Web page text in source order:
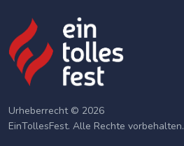
Urheberrecht © 2026
EinTollesFest. Alle Rechte vorbehalten.